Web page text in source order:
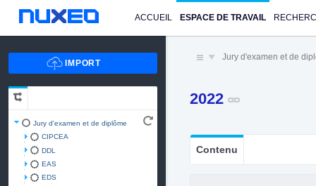
ACCUEIL ESPACE DE TRAVAIL
Jury d'examen et de diplôme
CIPCEA
DDL
EAS
EDS
Jury d'examen et de
2022
Contenu